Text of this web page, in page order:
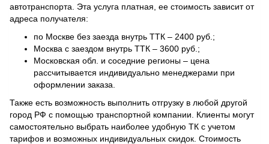
автотранспорта. Эта услуга платная, ее стоимость зависит от
адреса получателя:
по Москве без заезда внутрь ТТК – 2400 руб.;
Москва с заездом внутрь ТТК – 3600 руб.;
Московская обл. и соседние регионы – цена
рассчитывается индивидуально менеджерами при
оформлении заказа.
Также есть возможность выполнить отгрузку в любой другой
город РФ с помощью транспортной компании. Клиенты могут
самостоятельно выбрать наиболее удобную ТК с учетом
тарифов и возможных индивидуальных скидок. Стоимость